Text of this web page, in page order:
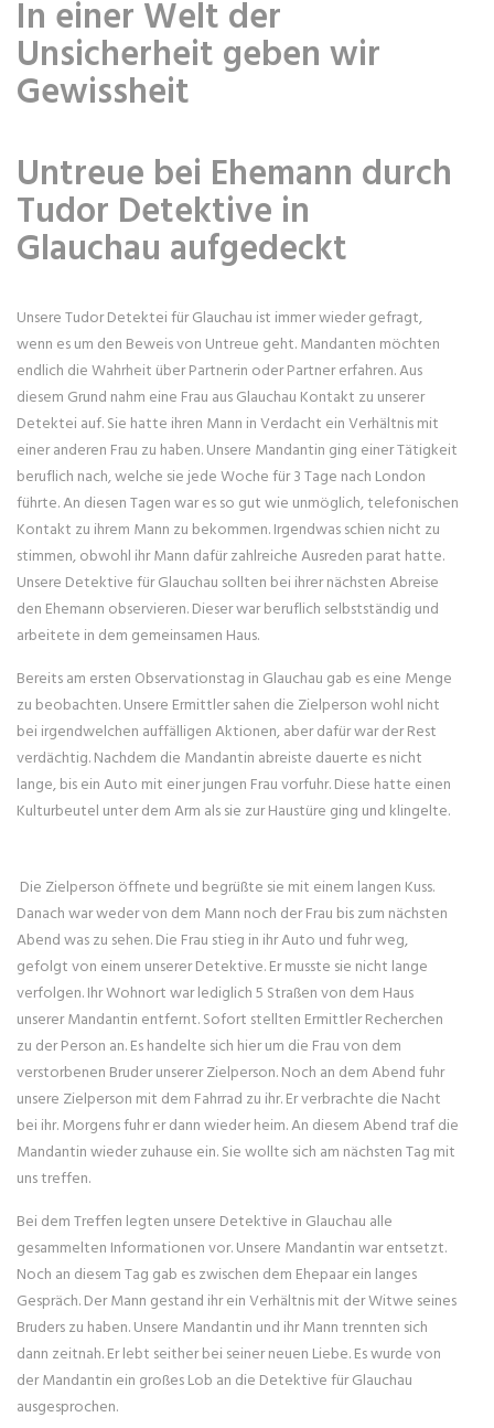
In einer Welt der
Unsicherheit geben wir
Gewissheit
Untreue bei Ehemann durch
Tudor Detektive in
Glauchau aufgedeckt
Unsere Tudor Detektei für Glauchau ist immer wieder gefragt,
wenn es um den Beweis von Untreue geht. Mandanten möchten
endlich die Wahrheit über Partnerin oder Partner erfahren. Aus
diesem Grund nahm eine Frau aus Glauchau Kontakt zu unserer
Detektei auf. Sie hatte ihren Mann in Verdacht ein Verhältnis mit
einer anderen Frau zu haben. Unsere Mandantin ging einer Tätigkeit
beruflich nach, welche sie jede Woche für 3 Tage nach London
führte. An diesen Tagen war es so gut wie unmöglich, telefonischen
Kontakt zu ihrem Mann zu bekommen. Irgendwas schien nicht zu
stimmen, obwohl ihr Mann dafür zahlreiche Ausreden parat hatte.
Unsere Detektive für Glauchau sollten bei ihrer nächsten Abreise
den Ehemann observieren. Dieser war beruflich selbstständig und
arbeitete in dem gemeinsamen Haus.
Bereits am ersten Observationstag in Glauchau gab es eine Menge
zu beobachten. Unsere Ermittler sahen die Zielperson wohl nicht
bei irgendwelchen auffälligen Aktionen, aber dafür war der Rest
verdächtig. Nachdem die Mandantin abreiste dauerte es nicht
lange, bis ein Auto mit einer jungen Frau vorfuhr. Diese hatte einen
Kulturbeutel unter dem Arm als sie zur Haustüre ging und klingelte.
Die Zielperson öffnete und begrüßte sie mit einem langen Kuss.
Danach war weder von dem Mann noch der Frau bis zum nächsten
Abend was zu sehen. Die Frau stieg in ihr Auto und fuhr weg,
gefolgt von einem unserer Detektive. Er musste sie nicht lange
verfolgen. Ihr Wohnort war lediglich 5 Straßen von dem Haus
unserer Mandantin entfernt. Sofort stellten Ermittler Recherchen
zu der Person an. Es handelte sich hier um die Frau von dem
verstorbenen Bruder unserer Zielperson. Noch an dem Abend fuhr
unsere Zielperson mit dem Fahrrad zu ihr. Er verbrachte die Nacht
bei ihr. Morgens fuhr er dann wieder heim. An diesem Abend traf die
Mandantin wieder zuhause ein. Sie wollte sich am nächsten Tag mit
uns treffen.
Bei dem Treffen legten unsere Detektive in Glauchau alle
gesammelten Informationen vor. Unsere Mandantin war entsetzt.
Noch an diesem Tag gab es zwischen dem Ehepaar ein langes
Gespräch. Der Mann gestand ihr ein Verhältnis mit der Witwe seines
Bruders zu haben. Unsere Mandantin und ihr Mann trennten sich
dann zeitnah. Er lebt seither bei seiner neuen Liebe. Es wurde von
der Mandantin ein großes Lob an die Detektive für Glauchau
ausgesprochen.